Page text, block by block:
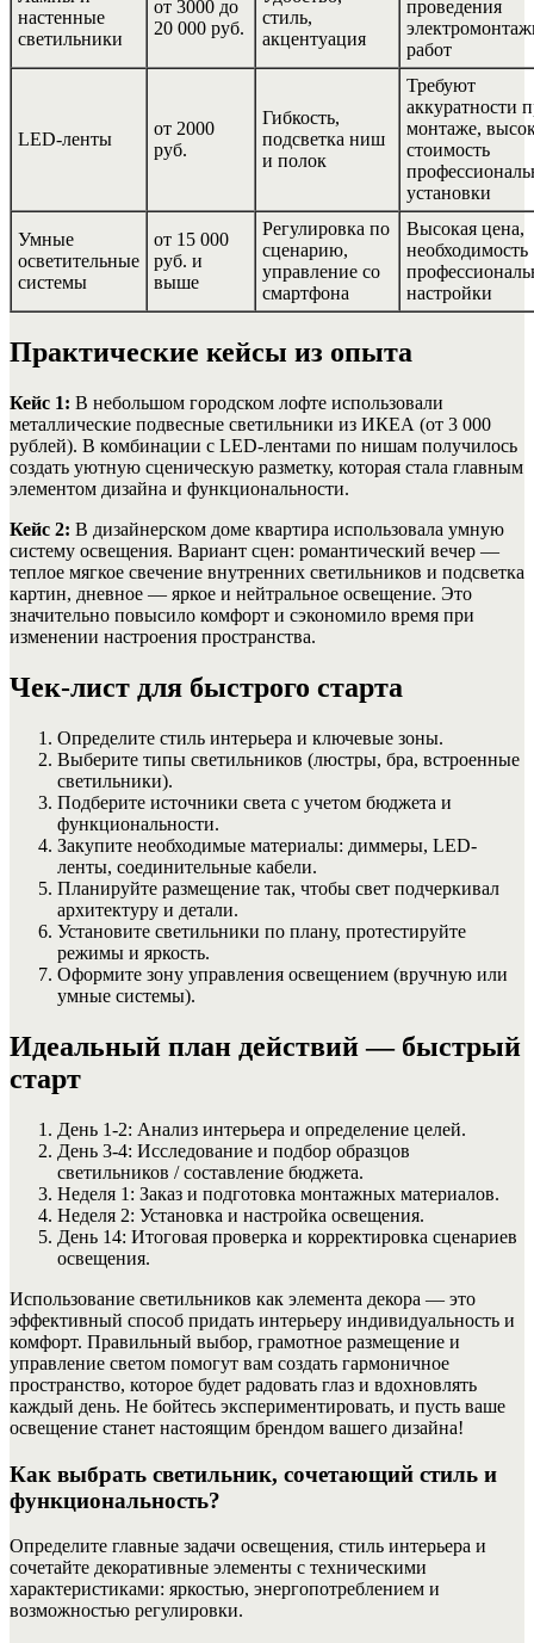
настенные
светильники
от 3000 до
20 000 руб.
стиль,
акцентуация
проведения
работ
LED-ленты
от 2000
руб.
Гибкость,
подсветка ниш
и полок
Требуют
аккуратности
монтаже,
стоимость
установки
Умные
осветительные
системы
от 15 000
руб. и
выше
Регулировка по
сценарию,
управление со
смартфона
Высокая цена,
необходимость
настройки
Практические кейсы из опыта
Кейс 1: В небольшом городском лофте использовали
металлические подвесные светильники из ИКЕА (от 3 000
рублей). В комбинации с LED-лентами по нишам получилось
создать уютную сценическую разметку, которая стала главным
элементом дизайна и функциональности.
Кейс 2: В дизайнерском доме квартира использовала умную
систему освещения. Вариант сцен: романтический вечер —
теплое мягкое свечение внутренних светильников и подсветка
картин, дневное — яркое и нейтральное освещение. Это
значительно повысило комфорт и сэкономило время при
изменении настроения пространства.
Чек-лист для быстрого старта
Определите стиль интерьера и ключевые зоны.
Выберите типы светильников (люстры, бра, встроенные
светильники).
Подберите источники света с учетом бюджета и
функциональности.
Закупите необходимые материалы: диммеры, LED-
ленты, соединительные кабели.
Планируйте размещение так, чтобы свет подчеркивал
архитектуру и детали.
Установите светильники по плану, протестируйте
режимы и яркость.
Оформите зону управления освещением (вручную или
умные системы).
Идеальный план действий — быстрый
старт
День 1-2: Анализ интерьера и определение целей.
День 3-4: Исследование и подбор образцов
светильников / составление бюджета.
Неделя 1: Заказ и подготовка монтажных материалов.
Неделя 2: Установка и настройка освещения.
День 14: Итоговая проверка и корректировка сценариев
освещения.
Использование светильников как элемента декора — это
эффективный способ придать интерьеру индивидуальность и
комфорт. Правильный выбор, грамотное размещение и
управление светом помогут вам создать гармоничное
пространство, которое будет радовать глаз и вдохновлять
каждый день. Не бойтесь экспериментировать, и пусть ваше
освещение станет настоящим брендом вашего дизайна!
Как выбрать светильник, сочетающий стиль и
функциональность?
Определите главные задачи освещения, стиль интерьера и
сочетайте декоративные элементы с техническими
характеристиками: яркостью, энергопотреблением и
возможностью регулировки.